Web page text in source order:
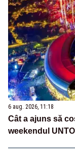
6 aug. 2026, 11:18
Cât a ajuns să
weekendul